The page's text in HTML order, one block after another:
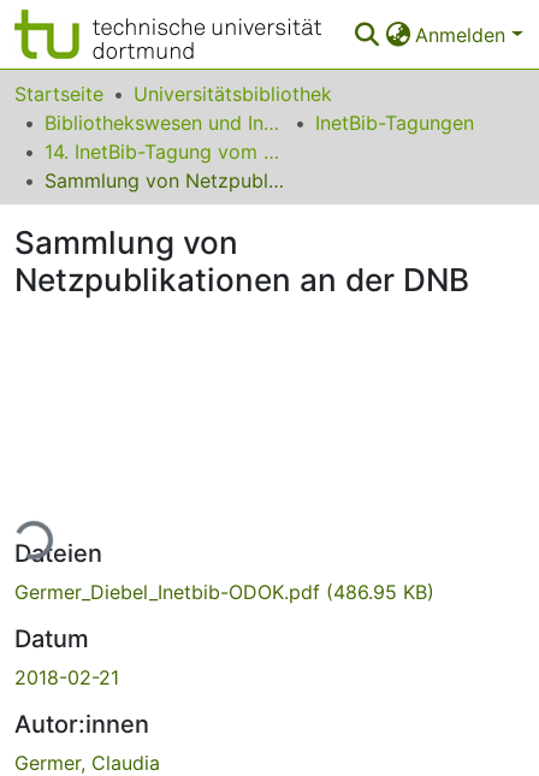
Anmelden
Bereiche & Sammlungen
Das gesamte Repositorium
Statistiken
FAQ
Leitlinien
Startseite
Universitätsbibliothek
Bibliothekswesen und Information
InetBib-Tagungen
14. InetBib-Tagung vom 21. bis 23. Februar 2018 in Wien
Sammlung von Netzpublikationen an der DNB
Sammlung von
Netzpublikationen an der DNB
Dateien
Germer_Diebel_Inetbib-ODOK.pdf (486.95 KB)
Datum
2018-02-21
Autor:innen
Germer, Claudia